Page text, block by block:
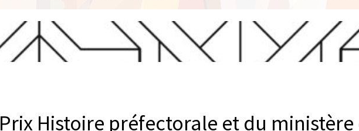
Prix Histoire préfectorale et du ministère